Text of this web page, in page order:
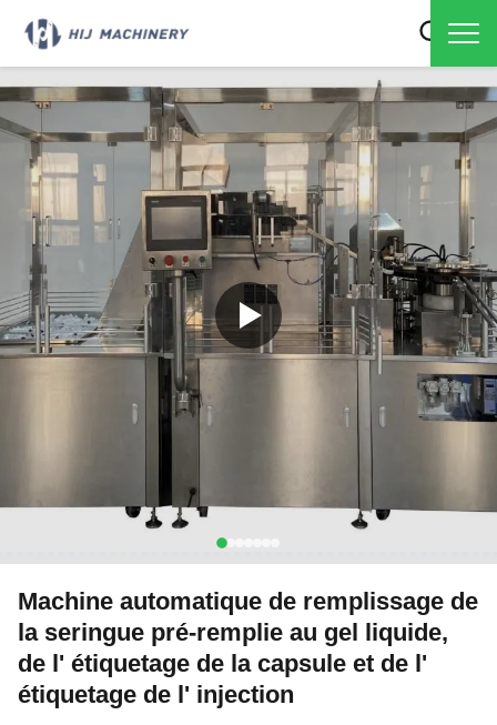
Machine automatique de remplissage de
la seringue pré-remplie au gel liquide,
de l' étiquetage de la capsule et de l'
étiquetage de l' injection